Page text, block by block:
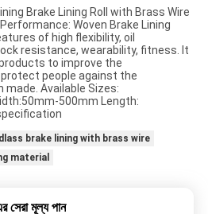
Brake Lining Roll with Brass Wire
Woven Brake Lining
of high flexibility, oil
resistance, wearability, fitness. It
to improve the
people against the
Available Sizes:
500mm Length:
brake lining with brass wire
material
সেরা মূল্য পান